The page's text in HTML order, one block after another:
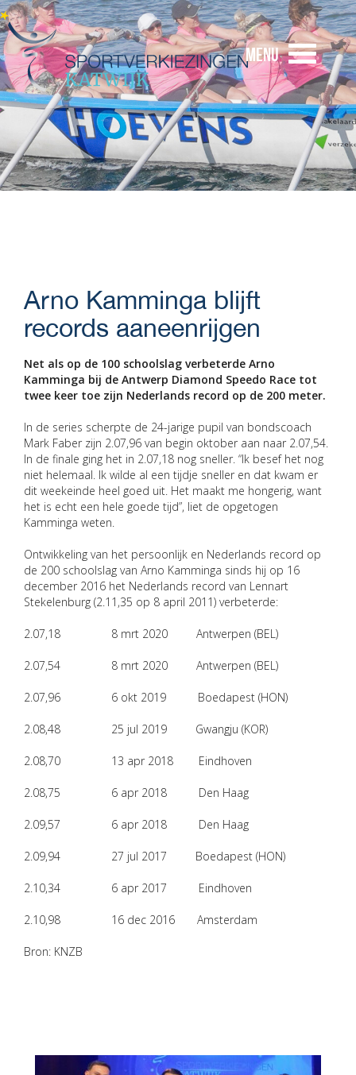
Menu
Arno Kamminga blijft
records aaneenrijgen
Net als op de 100 schoolslag verbeterde Arno
Kamminga bij de Antwerp Diamond Speedo Race tot
twee keer toe zijn Nederlands record op de 200 meter.
In de series scherpte de 24-jarige pupil van bondscoach
Mark Faber zijn 2.07,96 van begin oktober aan naar 2.07,54.
In de finale ging het in 2.07,18 nog sneller. “Ik besef het nog
niet helemaal. Ik wilde al een tijdje sneller en dat kwam er
dit weekeinde heel goed uit. Het maakt me hongerig, want
het is echt een hele goede tijd”, liet de opgetogen
Kamminga weten.
Ontwikkeling van het persoonlijk en Nederlands record op
de 200 schoolslag van Arno Kamminga sinds hij op 16
december 2016 het Nederlands record van Lennart
Stekelenburg (2.11,35 op 8 april 2011) verbeterde:
2.07,18 8 mrt 2020 Antwerpen (BEL)
2.07,54 8 mrt 2020 Antwerpen (BEL)
2.07,96 6 okt 2019 Boedapest (HON)
2.08,48 25 jul 2019 Gwangju (KOR)
2.08,70 13 apr 2018 Eindhoven
2.08,75 6 apr 2018 Den Haag
2.09,57 6 apr 2018 Den Haag
2.09,94 27 jul 2017 Boedapest (HON)
2.10,34 6 apr 2017 Eindhoven
2.10,98 16 dec 2016 Amsterdam
Bron: KNZB